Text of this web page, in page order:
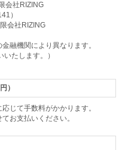
会社RIZING
）
会社RIZING
融機関により異なります。
いたします。）
）
じて手数料がかかります。
お支払いください。